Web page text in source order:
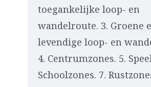
toegankelijke loop- en
wandelroute. 3. Groene
levendige loop- en
4. Centrumzones. 5.
Schoolzones. 7.